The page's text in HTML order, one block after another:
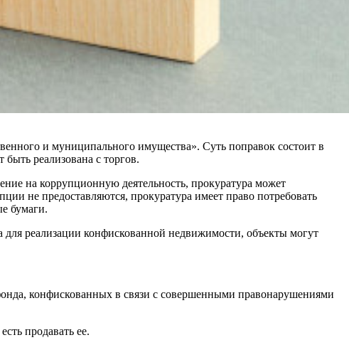
и муниципального имущества». Суть поправок состоит в
реализована с торгов.
на коррупционную деятельность, прокуратура может
не предоставляются, прокуратура имеет право потребовать
бумаги.
реализации конфискованной недвижимости, объекты могут
конфискованных в связи с совершенными правонарушениями
продавать ее.